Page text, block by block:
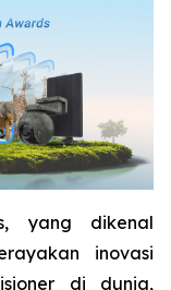
yang dikenal
inovasi
di dunia,